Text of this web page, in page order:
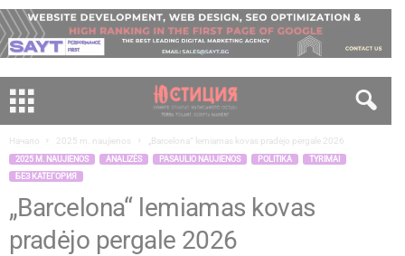
Начало 2025 m. naujienos „Barcelona“ lemiamas kovas pradėjo pergale 2026
2025 M. NAUJIENOS ANALIZĖS PASAULIO NAUJIENOS POLITIKA
TYRIMAI
БЕЗ КАТЕГОРИЯ
„Barcelona“ lemiamas kovas
pradėjo pergale 2026